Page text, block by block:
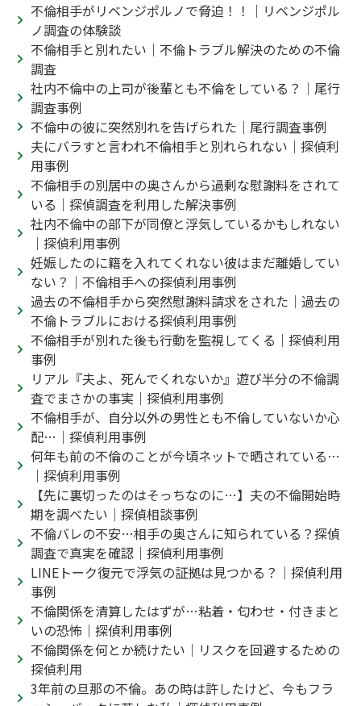
不倫相手がリベンジポルノで脅迫！！｜リベンジポル
ノ調査の体験談
不倫相手と別れたい｜不倫トラブル解決のための不倫
調査
社内不倫中の上司が後輩とも不倫をしている？｜尾行
調査事例
不倫中の彼に突然別れを告げられた｜尾行調査事例
夫にバラすと言われ不倫相手と別れられない｜探偵利
用事例
不倫相手の別居中の奥さんから過剰な慰謝料をされて
いる｜探偵調査を利用した解決事例
社内不倫中の部下が同僚と浮気しているかもしれない
｜探偵利用事例
妊娠したのに籍を入れてくれない彼はまだ離婚してい
ない？｜不倫相手への探偵利用事例
過去の不倫相手から突然慰謝料請求をされた｜過去の
不倫トラブルにおける探偵利用事例
不倫相手が別れた後も行動を監視してくる｜探偵利用
事例
リアル『夫よ、死んでくれないか』遊び半分の不倫調
査でまさかの事実｜探偵利用事例
不倫相手が、自分以外の男性とも不倫していないか心
配…｜探偵利用事例
何年も前の不倫のことが今頃ネットで晒されている…
｜探偵利用事例
【先に裏切ったのはそっちなのに…】夫の不倫開始時
期を調べたい｜探偵相談事例
不倫バレの不安…相手の奥さんに知られている？探偵
調査で真実を確認｜探偵利用事例
LINEトーク復元で浮気の証拠は見つかる？｜探偵利用
事例
不倫関係を清算したはずが…粘着・匂わせ・付きまと
いの恐怖｜探偵利用事例
不倫関係を何とか続けたい｜リスクを回避するための
探偵利用
3年前の旦那の不倫。あの時は許したけど、今もフラ